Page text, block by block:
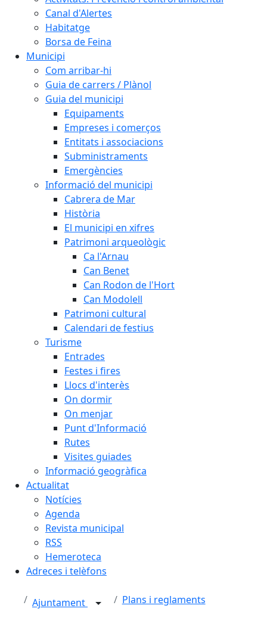
Canal d'Alertes
Habitatge
Borsa de Feina
Municipi
Com arribar-hi
Guia de carrers / Plànol
Guia del municipi
Equipaments
Empreses i comerços
Entitats i associacions
Subministraments
Emergències
Informació del municipi
Cabrera de Mar
Història
El municipi en xifres
Patrimoni arqueològic
Ca l'Arnau
Can Benet
Can Rodon de l'Hort
Can Modolell
Patrimoni cultural
Calendari de festius
Turisme
Entrades
Festes i fires
Llocs d'interès
On dormir
On menjar
Punt d'Informació
Rutes
Visites guiades
Informació geogràfica
Actualitat
Notícies
Agenda
Revista municipal
RSS
Hemeroteca
Adreces i telèfons
Ajuntament Plans i reglaments